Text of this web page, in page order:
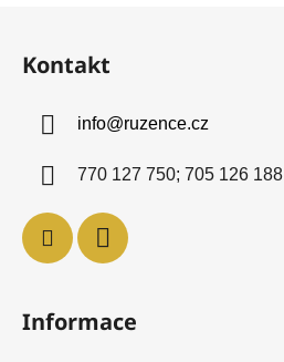
Kontakt
info@ruzence.cz
770 127 750; 705 126 188
Informace